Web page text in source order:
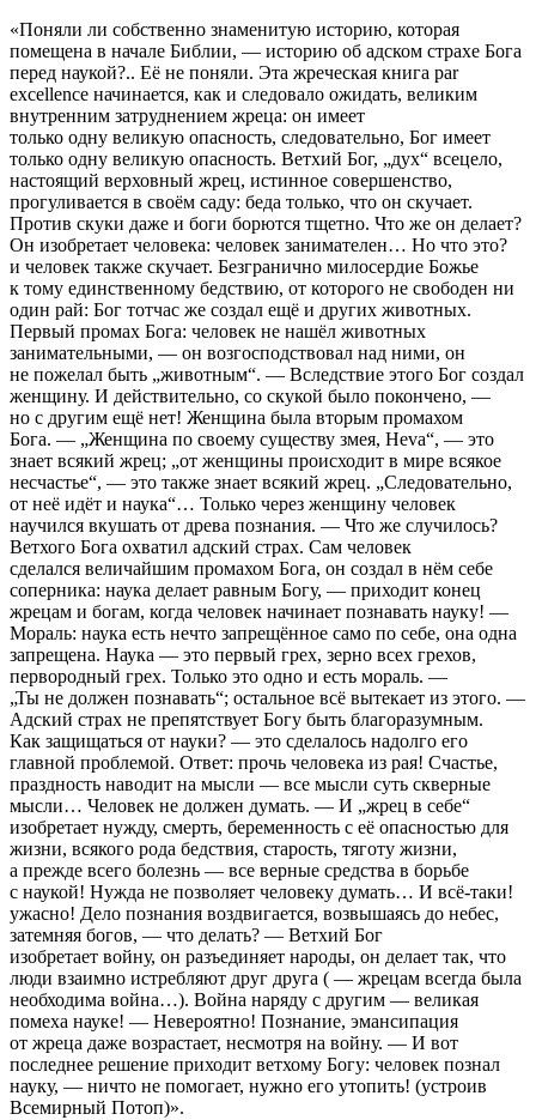
«Поняли ли собственно знаменитую историю, которая
помещена в начале Библии, — историю об адском страхе Бога
перед наукой?.. Её не поняли. Эта жреческая книга par
excellence начинается, как и следовало ожидать, великим
внутренним затруднением жреца: он имеет
только одну великую опасность, следовательно, Бог имеет
только одну великую опасность. Ветхий Бог, „дух“ всецело,
настоящий верховный жрец, истинное совершенство,
прогуливается в своём саду: беда только, что он скучает.
Против скуки даже и боги борются тщетно. Что же он делает?
Он изобретает человека: человек занимателен… Но что это?
и человек также скучает. Безгранично милосердие Божье
к тому единственному бедствию, от которого не свободен ни
один рай: Бог тотчас же создал ещё и других животных.
Первый промах Бога: человек не нашёл животных
занимательными, — он возгосподствовал над ними, он
не пожелал быть „животным“. — Вследствие этого Бог создал
женщину. И действительно, со скукой было покончено, —
но с другим ещё нет! Женщина была вторым промахом
Бога. — „Женщина по своему существу змея, Heva“, — это
знает всякий жрец; „от женщины происходит в мире всякое
несчастье“, — это также знает всякий жрец. „Следовательно,
от неё идёт и наука“… Только через женщину человек
научился вкушать от древа познания. — Что же случилось?
Ветхого Бога охватил адский страх. Сам человек
сделался величайшим промахом Бога, он создал в нём себе
соперника: наука делает равным Богу, — приходит конец
жрецам и богам, когда человек начинает познавать науку! —
Мораль: наука есть нечто запрещённое само по себе, она одна
запрещена. Наука — это первый грех, зерно всех грехов,
первородный грех. Только это одно и есть мораль. —
„Ты не должен познавать“; остальное всё вытекает из этого. —
Адский страх не препятствует Богу быть благоразумным.
Как защищаться от науки? — это сделалось надолго его
главной проблемой. Ответ: прочь человека из рая! Счастье,
праздность наводит на мысли — все мысли суть скверные
мысли… Человек не должен думать. — И „жрец в себе“
изобретает нужду, смерть, беременность с её опасностью для
жизни, всякого рода бедствия, старость, тяготу жизни,
а прежде всего болезнь — все верные средства в борьбе
с наукой! Нужда не позволяет человеку думать… И всё-таки!
ужасно! Дело познания воздвигается, возвышаясь до небес,
затемняя богов, — что делать? — Ветхий Бог
изобретает войну, он разъединяет народы, он делает так, что
люди взаимно истребляют друг друга ( — жрецам всегда была
необходима война…). Война наряду с другим — великая
помеха науке! — Невероятно! Познание, эмансипация
от жреца даже возрастает, несмотря на войну. — И вот
последнее решение приходит ветхому Богу: человек познал
науку, — ничто не помогает, нужно его утопить! (устроив
Всемирный Потоп)».